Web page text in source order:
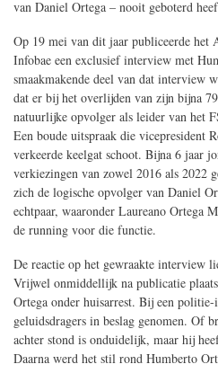
van Daniel Ortega – nooit geboterd
Op 19 mei van dit jaar publiceerde het
Infobae een exclusief interview met
smaakmakende deel van dat interview
dat er bij het overlijden van zijn bijna
natuurlijke opvolger als leider van het
Een boude uitspraak die vicepresident
verkeerde keelgat schoot. Bijna 6 jaar
verkiezingen van zowel 2016 als 2022
zich de logische opvolger van Daniel
echtpaar, waaronder Laureano Ortega
de running voor die functie.
De reactie op het gewraakte interview
Vrijwel onmiddellijk na publicatie
Ortega onder huisarrest. Bij een
geluidsdragers in beslag genomen. Of
achter stond is onduidelijk, maar hij
Daarna werd het stil rond Humberto